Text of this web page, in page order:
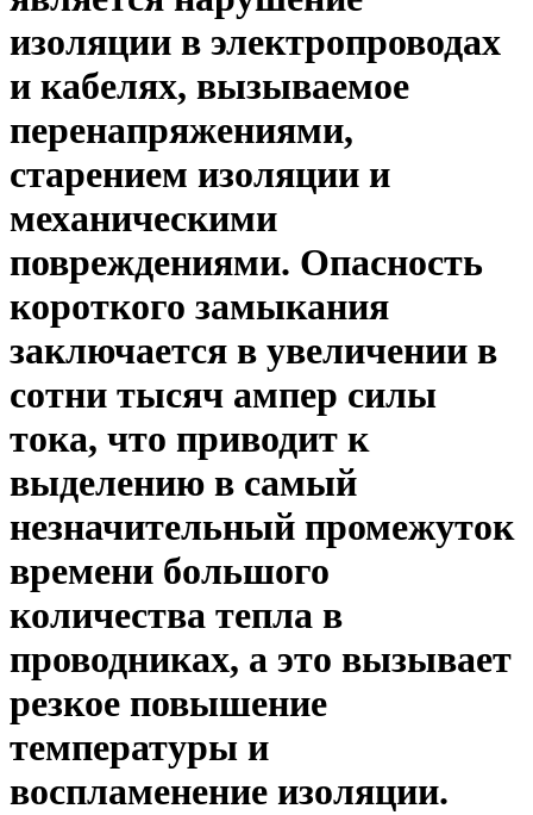
изоляции в электропроводах
и кабелях, вызываемое
перенапряжениями,
старением изоляции и
механическими
повреждениями. Опасность
короткого замыкания
заключается в увеличении в
сотни тысяч ампер силы
тока, что приводит к
выделению в самый
незначительный промежуток
времени большого
количества тепла в
проводниках, а это вызывает
резкое повышение
температуры и
воспламенение изоляции.